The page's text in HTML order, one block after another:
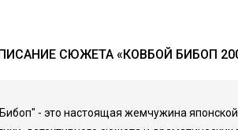
СЮЖЕТА «КОВБОЙ БИБОП
- это настоящая жемчужина